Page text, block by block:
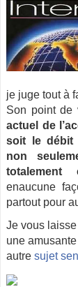
je juge tout à
Son point de
actuel de
soit le débit
non
totalement
enaucune
partout pour
Je vous
une
autre sujet